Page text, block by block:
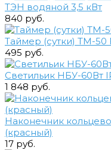
ТЭН водяной 3,5 кВт
840 руб.
Таймер (сутки) ТМ-50
495 руб.
Светильик НБУ-60Вт
1 848 руб.
Наконечник
(красный)
17 руб.